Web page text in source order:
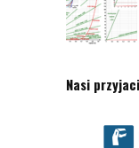
Nasi